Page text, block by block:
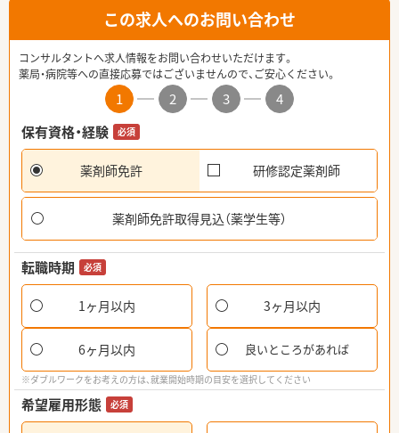
この求人へのお問い合わせ
コンサルタントへ求人情報をお問い合わせいただけます。
薬局・病院等への直接応募ではございませんので、ご安心ください。
1 2 3
4
保有資格・経験
必須
薬剤師免許 研修認定薬剤師
薬剤師免許取得見込（薬学生等）
転職時期 必須
1ヶ月以内 3ヶ月以内
6ヶ月以内 良いところがあれば
※ダブルワークをお考えの方は、就業開始時期の目安を選択してください
希望雇用形態 必須